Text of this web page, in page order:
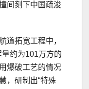
间刻下中国疏浚
道拓宽工程中，
约为101万方的
爆破工艺的情况
，研制出“特殊